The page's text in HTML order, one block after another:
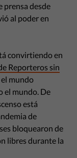
prensa desde
al poder en
convirtiendo en
Reporteros sin
mundo
el mundo. De
está
de
bloquearon de
libres durante la